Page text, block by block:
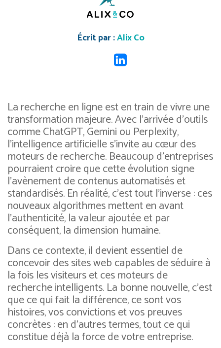
Écrit par :Alix Co
La recherche en ligne est en train de vivre une
transformation majeure. Avec l’arrivée d’outils
comme ChatGPT, Gemini ou Perplexity,
l’intelligence artificielle s’invite au cœur des
moteurs de recherche.Beaucoup d’entreprises
pourraient croire que cette évolution signe
l’avènement de contenus automatisés et
standardisés. En réalité, c’est tout l’inverse : ces
nouveaux algorithmes mettent en avant
l’authenticité, la valeur ajoutée et par
conséquent, la dimension humaine.
Dans ce contexte, il devient essentiel de
concevoir des sites web capables de séduire à
la fois les visiteurs et ces moteurs de
recherche intelligents. La bonne nouvelle, c’est
que ce qui fait la différence, ce sont vos
histoires, vos convictions et vos preuves
concrètes : en d’autres termes, tout ce qui
constitue déjà la force de votre entreprise.